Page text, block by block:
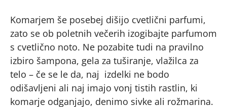
Komarjem še posebej dišijo cvetlični parfumi,
zato se ob poletnih večerih izogibajte parfumom
s cvetlično noto. Ne pozabite tudi na pravilno
izbiro šampona, gela za tuširanje, vlažilca za
telo – če se le da, naj izdelki ne bodo
odišavljeni ali naj imajo vonj tistih rastlin, ki
komarje odganjajo, denimo sivke ali rožmarina.